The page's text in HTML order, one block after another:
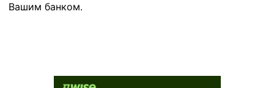
Вашим банком.